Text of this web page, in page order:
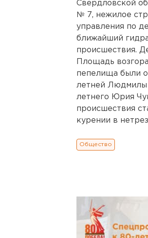
Свердловской
№ 7, нежилое
управления по
ближайший
происшествия.
Площадь
пепелища были
летней Людмилы
летнего Юрия
происшествия
курении в
Общество